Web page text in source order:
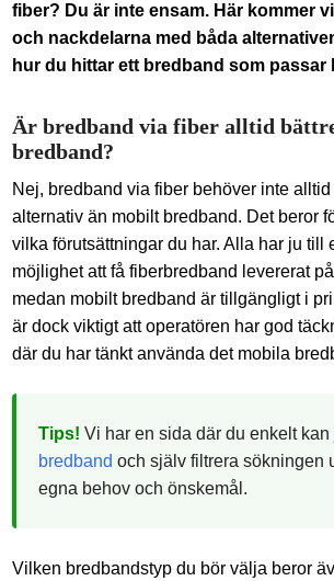
fiber? Du är inte ensam. Här kommer
och nackdelarna med båda
hur du hittar ett bredband som passar
Är bredband via fiber alltid
bredband?
Nej, bredband via fiber behöver inte
alternativ än mobilt bredband. Det beror
vilka förutsättningar du har. Alla har ju till
möjlighet att få fiberbredband levererat
medan mobilt bredband är tillgängligt i
är dock viktigt att operatören har god
där du har tänkt använda det mobila
Tips! Vi har en sida där du enkelt kan
bredband och själv filtrera sökningen
egna behov och önskemål.
Vilken bredbandstyp du bör välja beror